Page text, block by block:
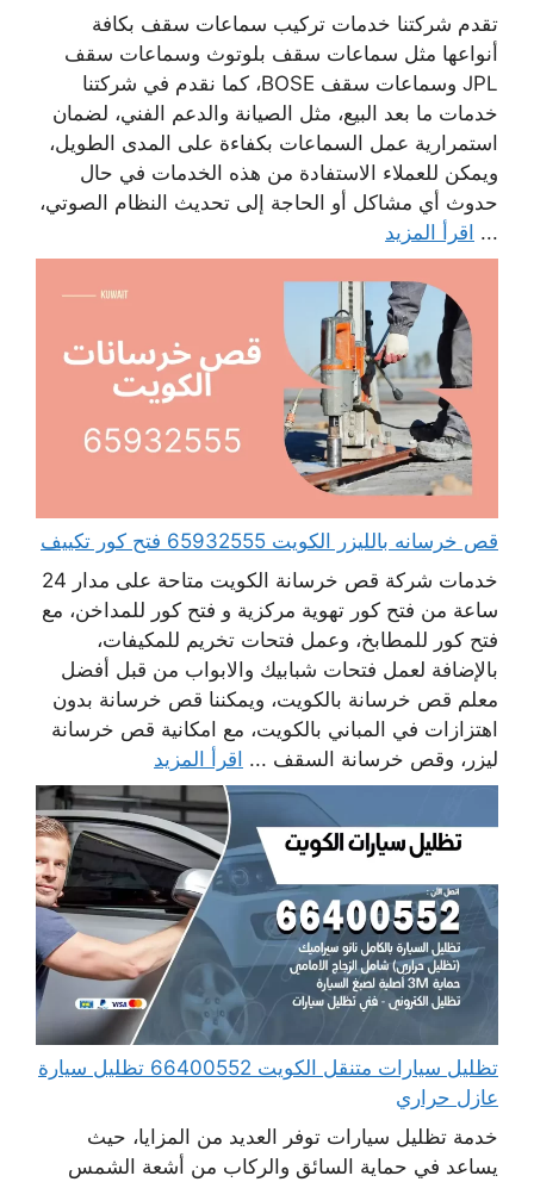
تقدم شركتنا خدمات تركيب سماعات سقف بكافة
أنواعها مثل سماعات سقف بلوتوث وسماعات سقف
JPL وسماعات سقف BOSE، كما نقدم في شركتنا
خدمات ما بعد البيع، مثل الصيانة والدعم الفني، لضمان
استمرارية عمل السماعات بكفاءة على المدى الطويل،
ويمكن للعملاء الاستفادة من هذه الخدمات في حال
حدوث أي مشاكل أو الحاجة إلى تحديث النظام الصوتي،
... اقرأ المزيد
قص خرسانه بالليزر الكويت 65932555 فتح كور تكييف
خدمات شركة قص خرسانة الكويت متاحة على مدار 24
ساعة من فتح كور تهوية مركزية و فتح كور للمداخن، مع
فتح كور للمطابخ، وعمل فتحات تخريم للمكيفات،
بالإضافة لعمل فتحات شبابيك والابواب من قبل أفضل
معلم قص خرسانة بالكويت، ويمكننا قص خرسانة بدون
اهتزازات في المباني بالكويت، مع امكانية قص خرسانة
ليزر، وقص خرسانة السقف ... اقرأ المزيد
تظليل سيارات متنقل الكويت 66400552 تظليل سيارة
عازل حراري
خدمة تظليل سيارات توفر العديد من المزايا، حيث
يساعد في حماية السائق والركاب من أشعة الشمس